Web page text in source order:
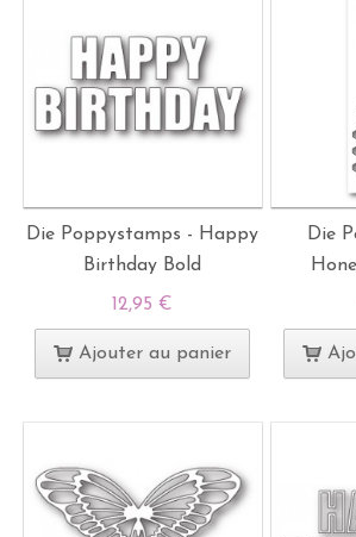
Die Poppystamps - Happy
Birthday Bold
12,95 €
Ajouter au panier
Die